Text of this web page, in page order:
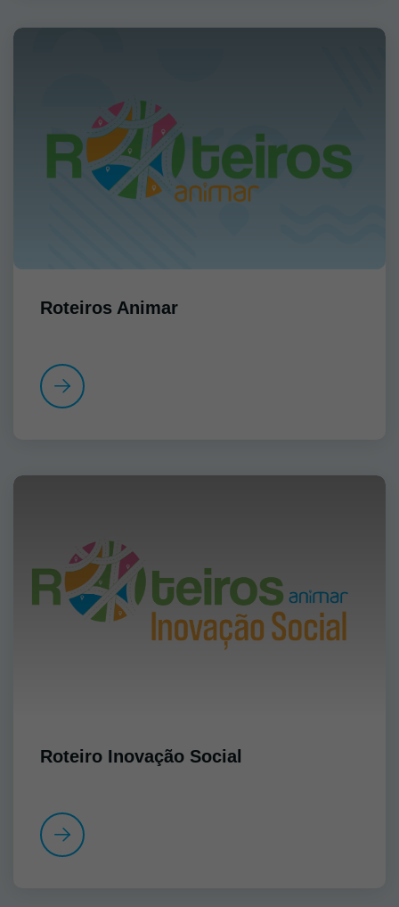
Roteiros Animar
Roteiro Inovação Social